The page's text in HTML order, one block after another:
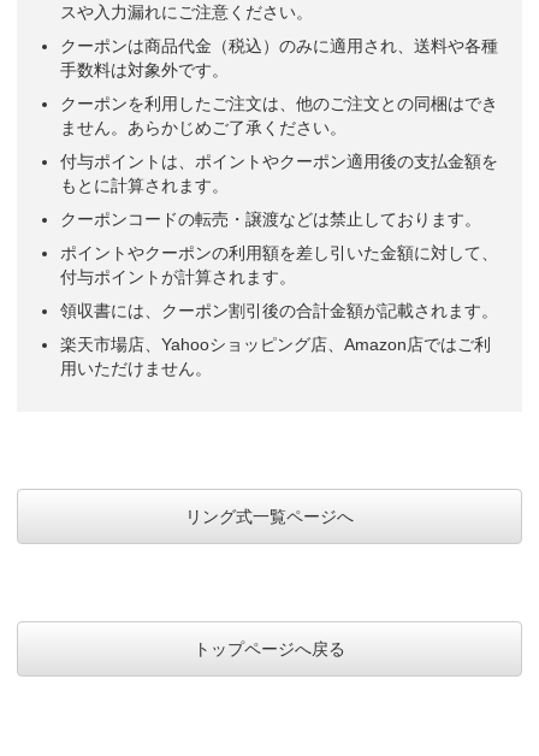
一回り大きく、メモがしっかり書き込めて、前後のカレンダーも見る
ことができるところが気に入りました。
不動産業
いろいろ好みにあわせてカスタマイズできそうだから。
スや入力漏れにご注意ください。
クーポンは商品代金（税込）のみに適用され、送料や各種
手数料は対象外です。
クーポンを利用したご注文は、他のご注文との同梱はでき
ません。あらかじめご了承ください。
付与ポイントは、ポイントやクーポン適用後の支払金額を
もとに計算されます。
クーポンコードの転売・譲渡などは禁止しております。
ポイントやクーポンの利用額を差し引いた金額に対して、
付与ポイントが計算されます。
領収書には、クーポン割引後の合計金額が記載されます。
楽天市場店、Yahooショッピング店、Amazon店ではご利
用いただけません。
リング式一覧ページへ
トップページへ戻る